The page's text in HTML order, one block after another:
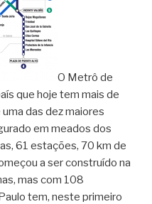
O Metrô de
que hoje tem mais de
das dez maiores
em meados dos
61 estações, 70 km de
a ser construído na
mas com 108
tem, neste primeiro